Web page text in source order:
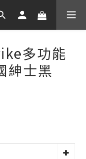
多功能
紳士黑